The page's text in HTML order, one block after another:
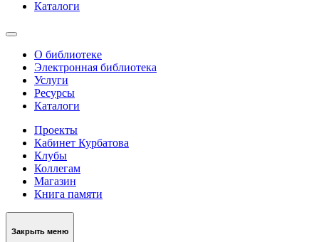
Каталоги
О библиотеке
Электронная библиотека
Услуги
Ресурсы
Каталоги
Проекты
Кабинет Курбатова
Клубы
Коллегам
Магазин
Книга памяти
Закрыть меню